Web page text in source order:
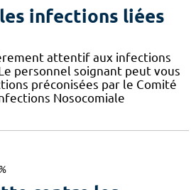
infections liées
attentif aux infections
personnel soignant peut vous
préconisées par le Comité
Nosocomiale